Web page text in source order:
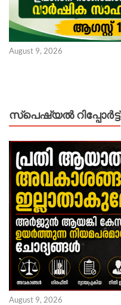
August 9, 2026
സ്പെഷ്യൽ റിപ്പോര്‍ട്ട്
August 9, 2026